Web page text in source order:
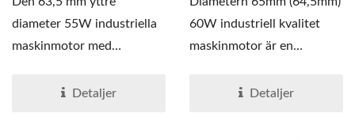
diameter 55W industriella
maskinmotor med
nya designen...Detaljer
60W industriell kvalitet
maskinmotor är en
enkelaxel....Detaljer